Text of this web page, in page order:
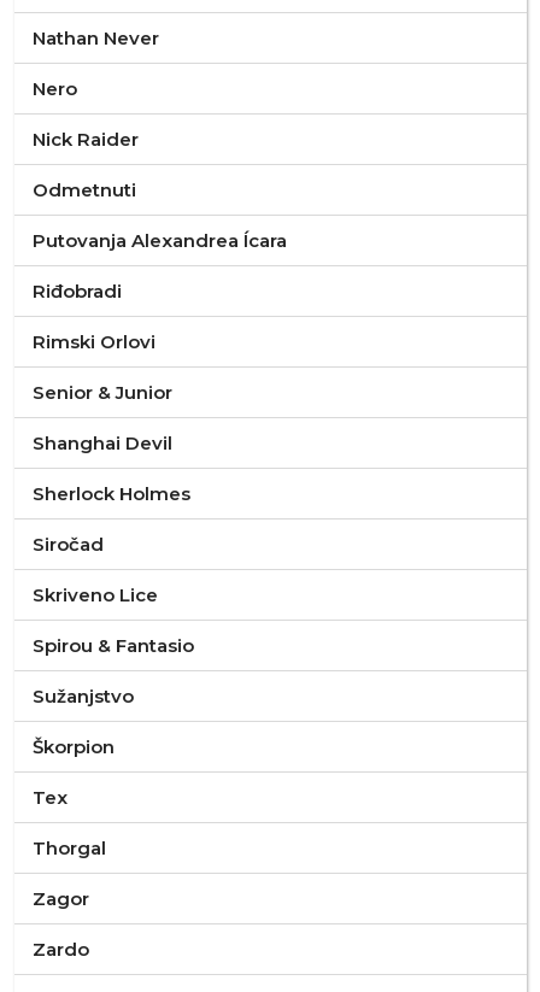
Nathan Never
Nero
Nick Raider
Odmetnuti
Putovanja Alexandrea Ícara
Riđobradi
Rimski Orlovi
Senior & Junior
Shanghai Devil
Sherlock Holmes
Siročad
Skriveno Lice
Spirou & Fantasio
Sužanjstvo
Škorpion
Tex
Thorgal
Zagor
Zardo